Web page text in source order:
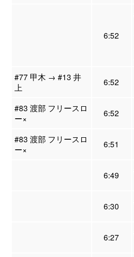
6:52
#77 甲木 → #13 井
上
6:52
#83 渡部 フリースロ
ー×
6:52
#83 渡部 フリースロ
ー×
6:51
6:49
6:30
6:27